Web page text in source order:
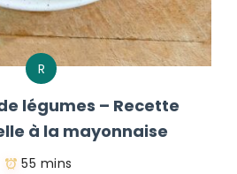
R
légumes – Recette
à la mayonnaise
55 mins